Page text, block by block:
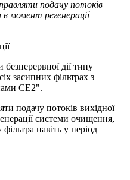
подачу потоків
в момент регенерації
дії типу
засипних фільтрах з
СЕ2".
подачу потоків вихідної
системи очищення,
навіть у період